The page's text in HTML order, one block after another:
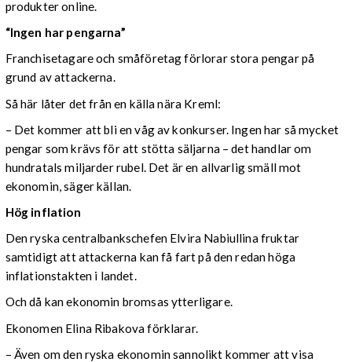
produkter online.
“Ingen har pengarna”
Franchisetagare och småföretag förlorar stora pengar på
grund av attackerna.
Så här låter det från en källa nära Kreml:
– Det kommer att bli en våg av konkurser. Ingen har så mycket
pengar som krävs för att stötta säljarna – det handlar om
hundratals miljarder rubel. Det är en allvarlig smäll mot
ekonomin, säger källan.
Hög inflation
Den ryska centralbankschefen Elvira Nabiullina fruktar
samtidigt att attackerna kan få fart på den redan höga
inflationstakten i landet.
Och då kan ekonomin bromsas ytterligare.
Ekonomen Elina Ribakova förklarar.
– Även om den ryska ekonomin sannolikt kommer att visa